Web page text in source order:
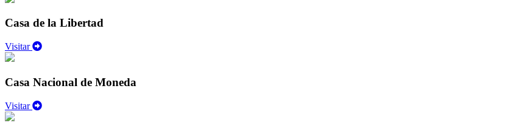
Casa de la Libertad
Visitar
Casa Nacional de Moneda
Visitar